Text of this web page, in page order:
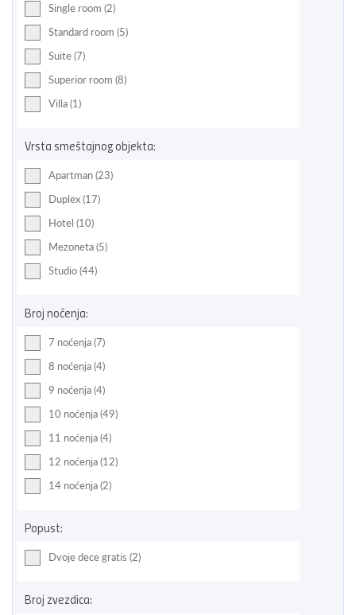
Single room (2)
Standard room (5)
Suite (7)
Superior room (8)
Villa (1)
Vrsta smeštajnog objekta:
Apartman (23)
Duplex (17)
Hotel (10)
Mezoneta (5)
Studio (44)
Broj noćenja:
7 noćenja (7)
8 noćenja (4)
9 noćenja (4)
10 noćenja (49)
11 noćenja (4)
12 noćenja (12)
14 noćenja (2)
Popust:
Dvoje dece gratis (2)
Broj zvezdica: